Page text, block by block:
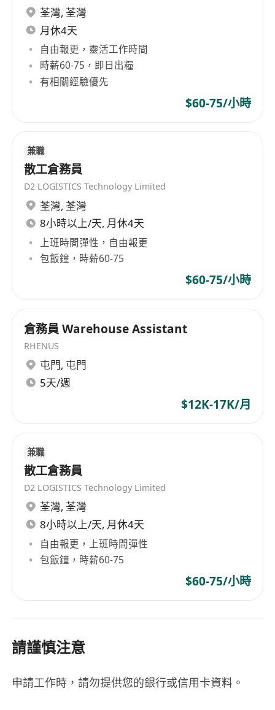
5.工作責任心強，細心嚴謹，具備良好的團隊合作
精神和抗壓能力。
荃灣, 荃灣
月休4天
自由報更，靈活工作時間
時薪60-75，即日出糧
有相關經驗優先
$60-75/小時
兼職
散工倉務員
D2 LOGISTICS Technology Limited
荃灣, 荃灣
8小時以上/天, 月休4天
上班時間彈性，自由報更
包飯鐘，時薪60-75
$60-75/小時
倉務員 Warehouse Assistant
RHENUS
屯門, 屯門
5天/週
$12K-17K/月
兼職
散工倉務員
D2 LOGISTICS Technology Limited
荃灣, 荃灣
8小時以上/天, 月休4天
自由報更，上班時間彈性
包飯鐘，時薪60-75
$60-75/小時
請謹慎注意
申請工作時，請勿提供您的銀行或信用卡資料。